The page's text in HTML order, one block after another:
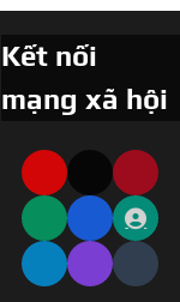
Kết nối
mạng xã hội